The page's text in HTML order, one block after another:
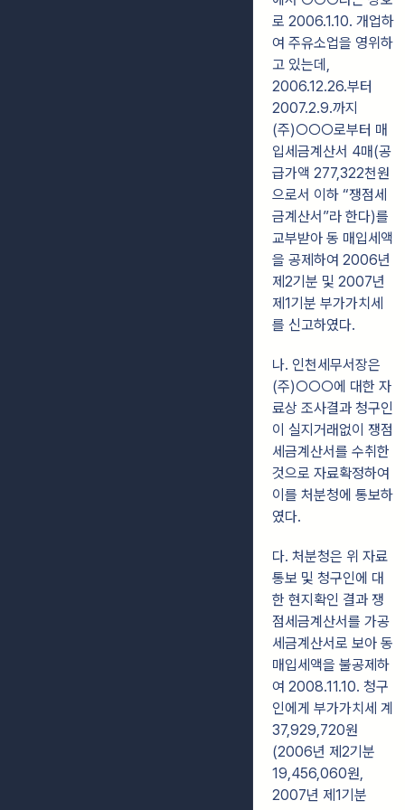
로 2006.1.10. 개업하
여 주유소업을 영위하
고 있는데,
2006.12.26.부터
2007.2.9.까지
(주)○○○로부터 매
입세금계산서 4매(공
급가액 277,322천원
으로서 이하 “쟁점세
금계산서”라 한다)를
교부받아 동 매입세액
을 공제하여 2006년
제2기분 및 2007년
제1기분 부가가치세
를 신고하였다.
나. 인천세무서장은
(주)○○○에 대한 자
료상 조사결과 청구인
이 실지거래없이 쟁점
세금계산서를 수취한
것으로 자료확정하여
이를 처분청에 통보하
였다.
다. 처분청은 위 자료
통보 및 청구인에 대
한 현지확인 결과 쟁
점세금계산서를 가공
세금계산서로 보아 동
매입세액을 불공제하
여 2008.11.10. 청구
인에게 부가가치세 계
37,929,720원
(2006년 제2기분
19,456,060원,
2007년 제1기분